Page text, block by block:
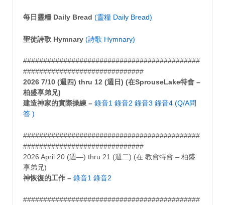
每日靈糧 Daily Bread (靈糧 Daily Bread)
聖徒詩歌 Hymnary (詩歌 Hymnary)
############################################
##############################
2026 7/10 (週四) thru 12 (週日) (在SprouseLake特會 –
柏盛享弟兄)
建造神家的實際操練 – 錄音1 錄音2 錄音3 錄音4 (Q/A問
答 )
############################################
##############################
2026 April 20 (週—) thru 21 (週二) (在 教會特會 – 柏盛
享弟兄)
神恢復的工作 – 錄音1 錄音2
############################################